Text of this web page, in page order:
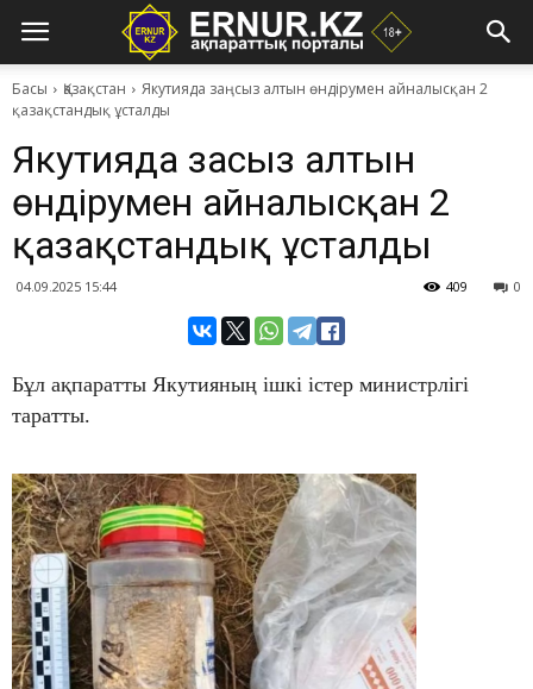
Басы Қазақстан
Якутияда заңсыз алтын өндірумен айналысқан 2
қазақстандық ұсталды
Якутияда заңсыз алтын
өндірумен айналысқан 2
қазақстандық ұсталды
04.09.2025 15:44 0
409
Бұл ақпаратты Якутияның ішкі істер министрлігі
таратты.